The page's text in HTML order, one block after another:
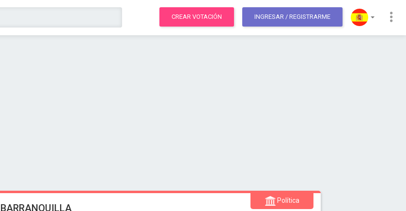
CREAR VOTACIÓN INGRESAR / REGISTRARME
Política